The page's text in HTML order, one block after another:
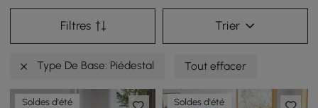
Filtres Trier
Type De Base: Piédestal Tout effacer
Soldes d'été Soldes d'été